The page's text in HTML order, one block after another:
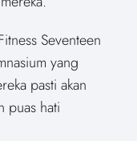
Seventeen
yang
pasti akan
puas hati